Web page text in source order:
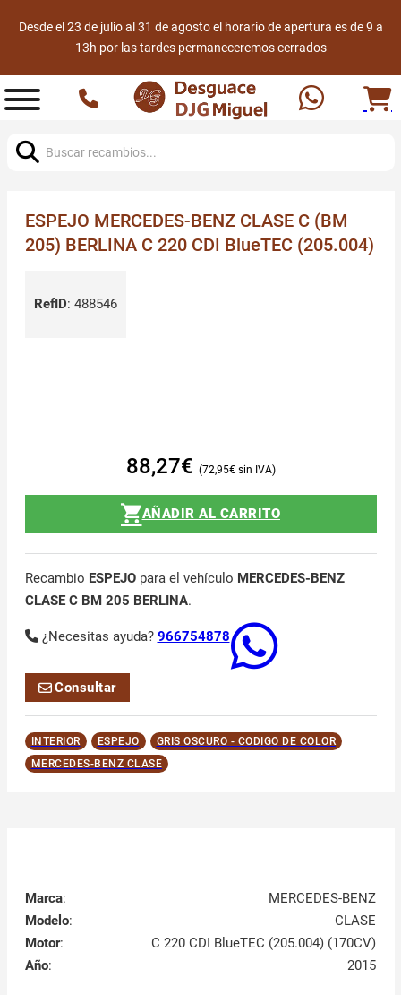
Desde el 23 de julio al 31 de agosto el horario de apertura es de 9 a
13h por las tardes permaneceremos cerrados
ESPEJO MERCEDES-BENZ CLASE C (BM
205) BERLINA C 220 CDI BlueTEC (205.004)
RefID: 488546
88,27€ 72,95€
AÑADIR AL CARRITO
Recambio ESPEJOpara el vehículo MERCEDES-BENZ
CLASE C BM 205 BERLINA.
¿Necesitas ayuda? 966754878
Consultar
INTERIOR ESPEJO
GRIS OSCURO - CODIGO DE COLOR
MERCEDES-BENZ CLASE
Marca:
MERCEDES-BENZ
Modelo:
CLASE
Motor:
C 220 CDI BlueTEC (205.004) (170CV)
Año: 2015